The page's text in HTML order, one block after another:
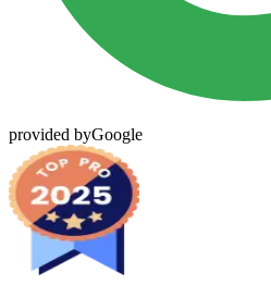
provided byGoogle